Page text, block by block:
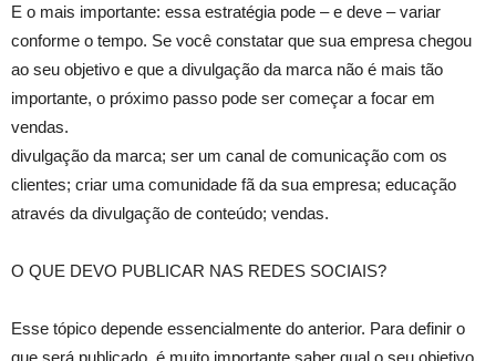
E o mais importante: essa estratégia pode – e deve – variar
conforme o tempo. Se você constatar que sua empresa chegou
ao seu objetivo e que a divulgação da marca não é mais tão
importante, o próximo passo pode ser começar a focar em
vendas.
divulgação da marca; ser um canal de comunicação com os
clientes; criar uma comunidade fã da sua empresa; educação
através da divulgação de conteúdo; vendas.
O QUE DEVO PUBLICAR NAS REDES SOCIAIS?
Esse tópico depende essencialmente do anterior. Para definir o
que será publicado, é muito importante saber qual o seu objetivo.